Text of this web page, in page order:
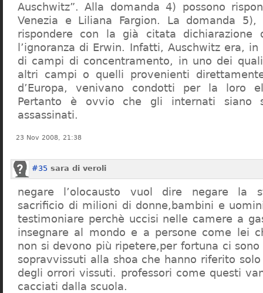
Auschwitz”. Alla domanda 4) possono
Venezia e Liliana Fargion. La domanda
rispondere con la già citata dichiarazione
l’ignoranza di Erwin. Infatti, Auschwitz era,
di campi di concentramento, in uno dei
altri campi o quelli provenienti
d’Europa, venivano condotti per la loro
Pertanto è ovvio che gli internati siano
assassinati.
23 Nov 2008, 21:38
#35 sara di veroli
negare l’olocausto vuol dire negare la
sacrificio di milioni di donne,bambini e
testimoniare perchè uccisi nelle camere a
insegnare al mondo e a persone come lei
non si devono più ripetere,per fortuna ci
sopravvissuti alla shoa che hanno riferito
degli orrori vissuti. professori come questi
cacciati dalla scuola.